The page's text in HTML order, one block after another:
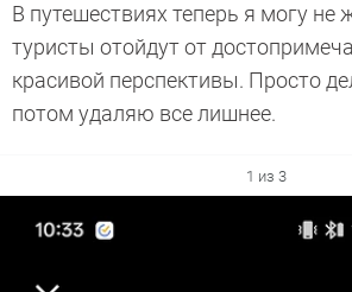
В путешествиях теперь я могу не
туристы отойдут от
красивой перспективы. Просто
потом удаляю все лишнее.
1 из 3